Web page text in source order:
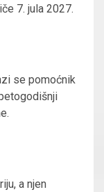
7. jula 2027.
se pomoćnik
a njen